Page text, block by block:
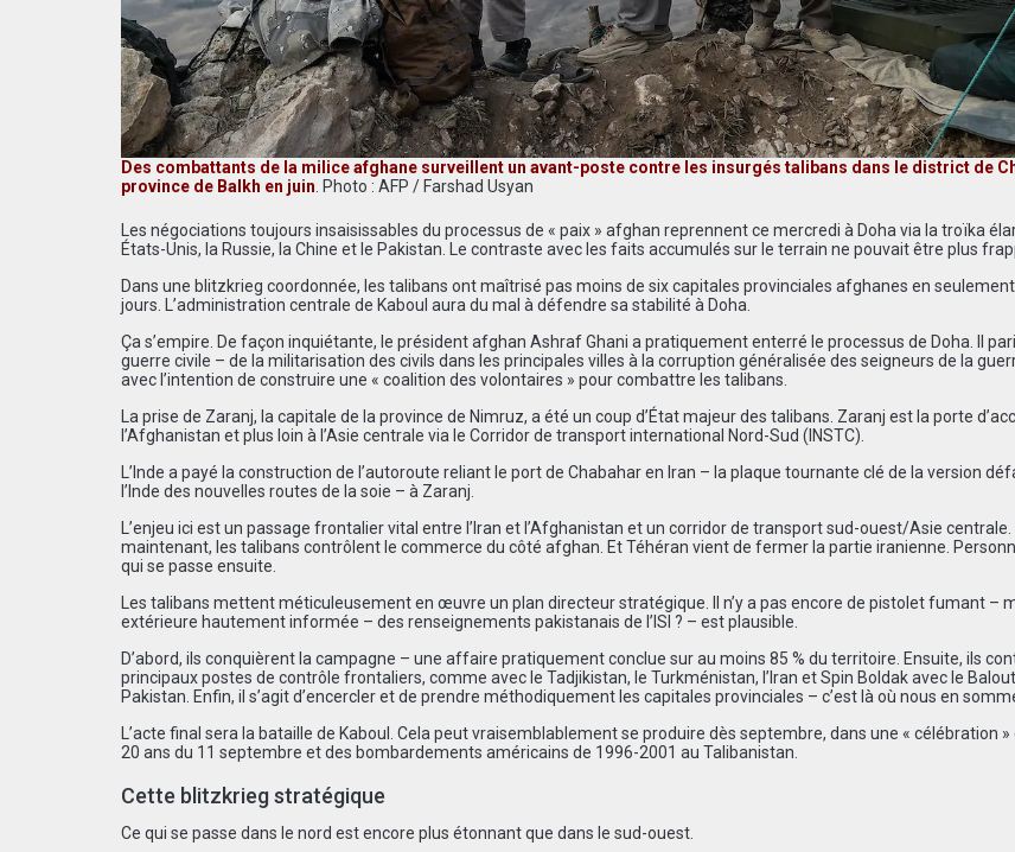
Des combattants de la milice afghane surveillent un avant-poste contre les insurgés talibans dans le district de
province de Balkh en juin . Photo : AFP / Farshad Usyan
Les négociations toujours insaisissables du processus de « paix » afghan reprennent ce mercredi à Doha via la troïka
États-Unis, la Russie, la Chine et le Pakistan. Le contraste avec les faits accumulés sur le terrain ne pouvait être plus
Dans une blitzkrieg coordonnée, les talibans ont maîtrisé pas moins de six capitales provinciales afghanes en
jours. L’administration centrale de Kaboul aura du mal à défendre sa stabilité à Doha.
Ça s’empire. De façon inquiétante, le président afghan Ashraf Ghani a pratiquement enterré le processus de Doha. Il
guerre civile – de la militarisation des civils dans les principales villes à la corruption généralisée des seigneurs de la
avec l’intention de construire une « coalition des volontaires » pour combattre les talibans.
La prise de Zaranj, la capitale de la province de Nimruz, a été un coup d’État majeur des talibans. Zaranj est la porte
l’Afghanistan et plus loin à l’Asie centrale via le Corridor de transport international Nord-Sud (INSTC).
L’Inde a payé la construction de l’autoroute reliant le port de Chabahar en Iran – la plaque tournante clé de la version
l’Inde des nouvelles routes de la soie – à Zaranj.
L’enjeu ici est un passage frontalier vital entre l’Iran et l’Afghanistan et un corridor de transport sud-ouest/Asie
maintenant, les talibans contrôlent le commerce du côté afghan. Et Téhéran vient de fermer la partie iranienne.
qui se passe ensuite.
Les talibans mettent méticuleusement en œuvre un plan directeur stratégique. Il n’y a pas encore de pistolet fumant –
extérieure hautement informée – des renseignements pakistanais de l’ISI ? – est plausible.
D’abord, ils conquièrent la campagne – une affaire pratiquement conclue sur au moins 85 % du territoire. Ensuite, ils
principaux postes de contrôle frontaliers, comme avec le Tadjikistan, le Turkménistan, l’Iran et Spin Boldak avec le
Pakistan. Enfin, il s’agit d’encercler et de prendre méthodiquement les capitales provinciales – c’est là où nous en
L’acte final sera la bataille de Kaboul. Cela peut vraisemblablement se produire dès septembre, dans une « célébration
20 ans du 11 septembre et des bombardements américains de 1996-2001 au Talibanistan.
Cette blitzkrieg stratégique
Ce qui se passe dans le nord est encore plus étonnant que dans le sud-ouest.